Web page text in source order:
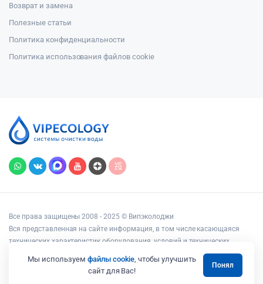
Возврат и замена
Полезные статьи
Политика конфиденциальности
Политика использования файлов cookie
Все права защищены 2008 - 2025 © Випэколоджи
Вся представленная на сайте информация, в том числе касающаяся
технических характеристик оборудования, условий и технических
возможностей подключения, наличия на складе, стоимости товаров и
услуг, носит информационный характер и ни при каких условиях не
является публичной офертой, определяемой положениями статьи 437
Мы используем файлы cookie, чтобы улучшить
сайт для Вас!
Понял